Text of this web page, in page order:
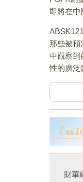
即將在中
那些被預
中觀察
性的廣泛
財華